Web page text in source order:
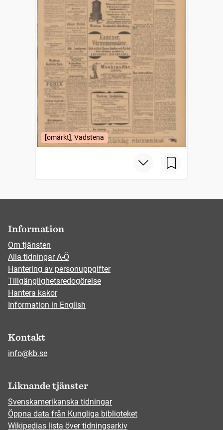
[omärkt], Vadstena
Information
Om tjänsten
Alla tidningar A-Ö
Hantering av personuppgifter
Tillgänglighetsredogörelse
Hantera kakor
Information in English
Kontakt
info@kb.se
Liknande tjänster
Svenskamerikanska tidningar
Öppna data från Kungliga biblioteket
Wikipedias lista över tidningsarkiv